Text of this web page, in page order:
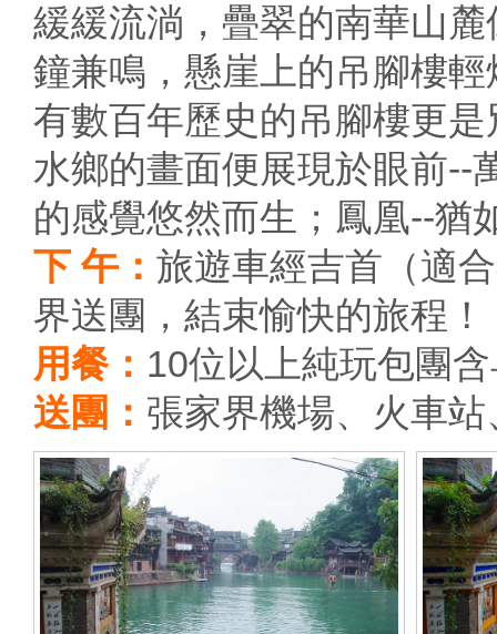
緩緩流淌，疊翠的南華山
鐘兼鳴，懸崖上的吊腳樓
有數百年歷史的吊腳樓更
水鄉的畫面便展現於眼前
的感覺悠然而生；鳳凰--猶
下 午： 旅遊車經吉首（適
界送團，結束愉快的旅程
用餐： 10位以上純玩包團
送團： 張家界機場、火車